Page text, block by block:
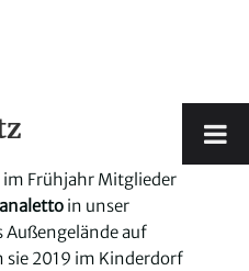
im Frühjahr Mitglieder
in unser
auf
2019 im Kinderdorf